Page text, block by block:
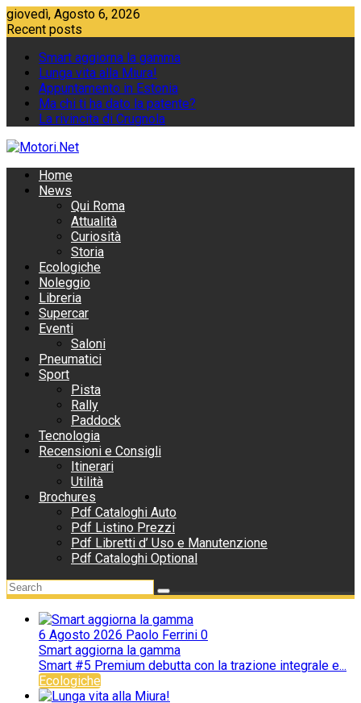
Skip
to
giovedì, Agosto 6, 2026
Recent posts
Smart aggiorna la gamma
Lunga vita alla Miura!
Appuntamento in Estonia
Ma chi ti ha dato la patente?
La rivincita di Crugnola
Home
News
Qui Roma
Attualità
Curiosità
Storia
Ecologiche
Noleggio
Libreria
Supercar
Eventi
Saloni
Pneumatici
Sport
Pista
Rally
Paddock
Tecnologia
Recensioni e Consigli
Itinerari
Utilità
Brochures
Pdf Cataloghi Auto
Pdf Listino Prezzi
Pdf Libretti d’ Uso e Manutenzione
Pdf Cataloghi Optional
6 Agosto 2026 Paolo Ferrini 0
Smart aggiorna la gamma
Smart #5 Premium debutta con la trazione integrale e...
Ecologiche